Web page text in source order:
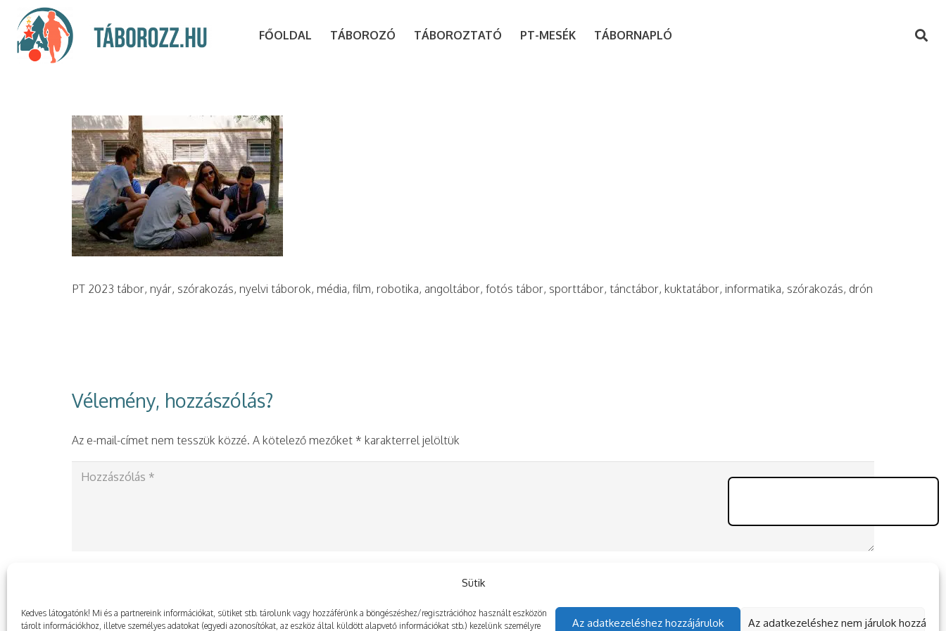
Sütik
Kedves látogatónk! Mi és a partnereink információkat, sütiket stb. tárolunk vagy hozzáférünk a böngészéshez/regisztrációhoz használt eszközön
tárolt információkhoz, illetve személyes adatokat (egyedi azonosítókat, az eszköz által küldött alapvető információkat stb.) kezelünk személyre
Az adatkezeléshez hozzájárulok Az adatkezeléshez nem járulok hozzá
FŐOLDAL TÁBOROZÓ TÁBOROZTATÓ PT-MESÉK TÁBORNAPLÓ
PT 2023 tábor, nyár, szórakozás, nyelvi táborok, média, film, robotika, angoltábor, fotós tábor, sporttábor, tánctábor, kuktatábor, informatika, szórakozás, drón
Vélemény, hozzászólás?
Az e-mail-címet nem tesszük közzé. A kötelező mezőket * karakterrel jelöltük